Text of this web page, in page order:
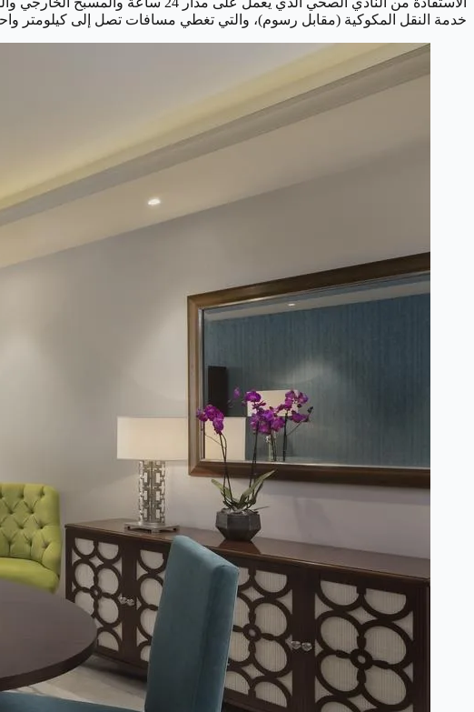
خدمة النقل المكوكية (مقابل رسوم)، والتي تغطي مسافات تصل إلى كيلومتر